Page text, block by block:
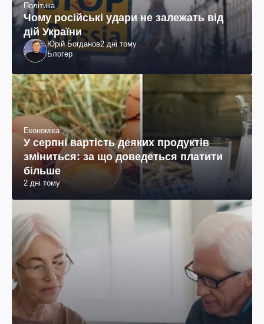
Політика
Чому російські удари не залежать від
дій України
Юрій Богданов2 дні тому
Блогер
Економіка
У серпні вартість деяких продуктів
зміниться: за що доведеться платити
більше
2 дні тому